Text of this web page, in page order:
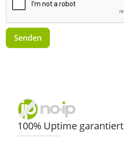
Senden
100% Uptime garantiert